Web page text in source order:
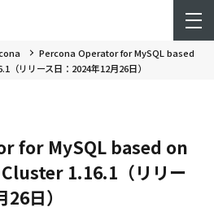
Percona Operator for MySQL based
リリース日：2024年12月26日）
for MySQL based on
1.16.1（リリー
日）